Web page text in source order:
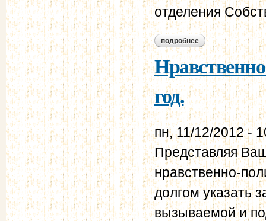
отделения
подробнее о отчет о
за 1866 год.
год.
пн, 11/12/2012 -
Представляя
нравственно-
долгом указать
вызываемой и